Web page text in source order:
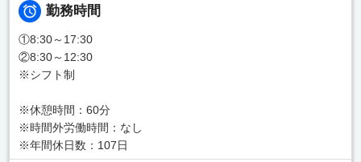
勤務時間
①8:30～17:30
②8:30～12:30
※シフト制
※休憩時間：60分
※時間外労働時間：なし
※年間休日数：107日